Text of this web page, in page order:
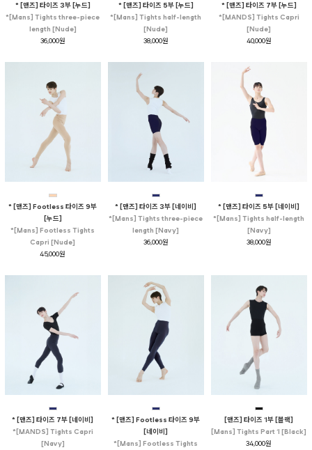
* [맨즈] 타이즈 3부 [누드]
*[Mans] Tights three-piece
length [Nude]
36,000원
* [맨즈] 타이즈 5부 [누드]
*[Mans] Tights half-length
[Nude]
38,000원
* [맨즈] 타이즈 7부 [누드]
*[MANDS] Tights Capri
[Nude]
40,000원
* [맨즈] Footless 타이즈 9부
[누드]
*[Mans] Footless Tights
Capri [Nude]
45,000원
* [맨즈] 타이즈 3부 [네이비]
*[Mans] Tights three-piece
length [Navy]
36,000원
* [맨즈] 타이즈 5부 [네이비]
*[Mans] Tights half-length
[Navy]
38,000원
* [맨즈] 타이즈 7부 [네이비]
*[MANDS] Tights Capri
[Navy]
* [맨즈] Footless 타이즈 9부
[네이비]
*[Mans] Footless Tights
[맨즈] 타이즈 1부 [블랙]
[Mans] Tights Part 1 [Black]
34,000원